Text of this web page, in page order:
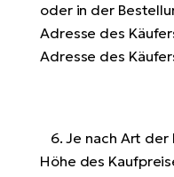
oder in der
Adresse des
Adresse des
6. Je nach Art der
Höhe des